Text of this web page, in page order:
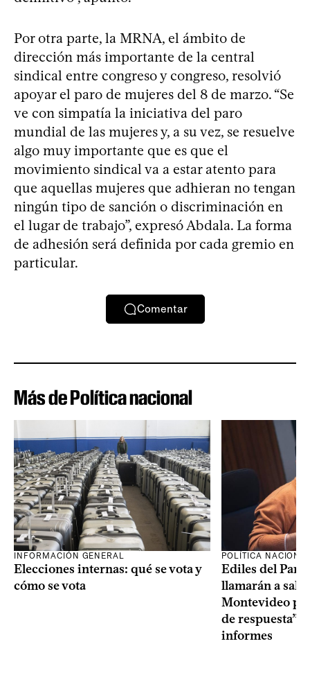
Por otra parte, la MRNA, el ámbito de
dirección más importante de la central
sindical entre congreso y congreso, resolvió
apoyar el paro de mujeres del 8 de marzo. “Se
ve con simpatía la iniciativa del paro
mundial de las mujeres y, a su vez, se resuelve
algo muy importante que es que el
movimiento sindical va a estar atento para
que aquellas mujeres que adhieran no tengan
ningún tipo de sanción o discriminación en
el lugar de trabajo”, expresó Abdala. La forma
de adhesión será definida por cada gremio en
particular.
Comentar
Más de Política nacional
INFORMACIÓN GENERAL
Elecciones internas: qué se vota y
cómo se vota
POLÍTICA
Ediles del
llamarán a sala
Montevideo
de respuesta”
informes